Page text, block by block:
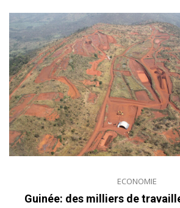
ECONOMIE
Guinée: des milliers de